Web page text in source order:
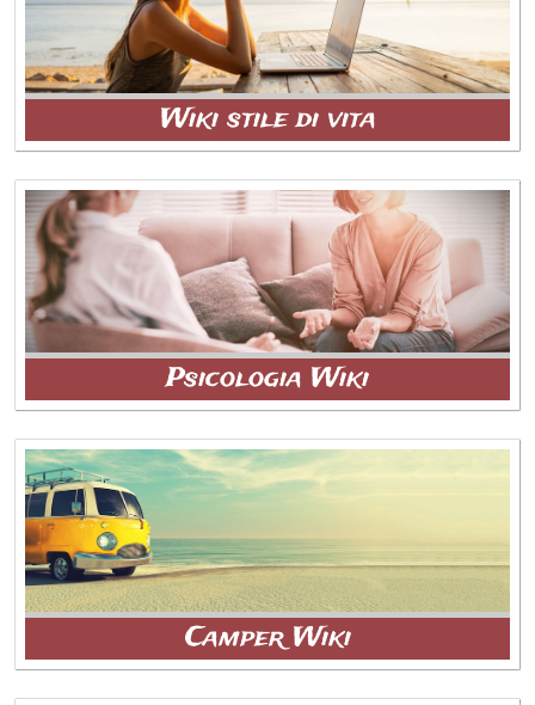
Wiki stile di vita
Psicologia Wiki
Camper Wiki